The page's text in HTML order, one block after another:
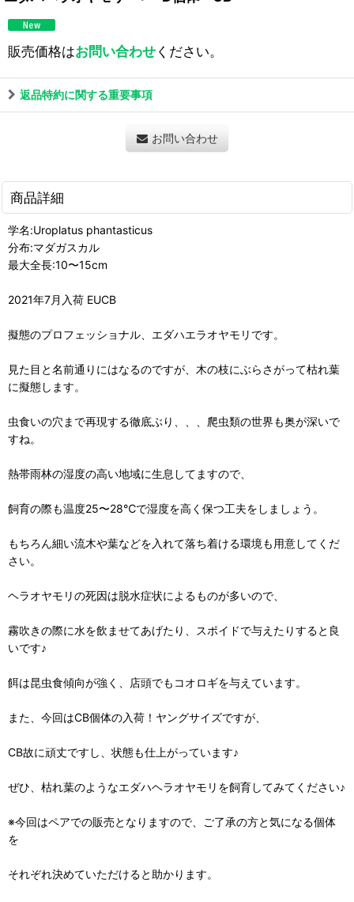
販売価格はお問い合わせください。
返品特約に関する重要事項
お問い合わせ
商品詳細
学名:Uroplatus phantasticus
分布:マダガスカル
最大全長:10〜15cm
2021年7月入荷 EUCB
擬態のプロフェッショナル、エダハエラオヤモリです。
見た目と名前通りにはなるのですが、木の枝にぶらさがって枯れ葉
に擬態します。
虫食いの穴まで再現する徹底ぶり、、、爬虫類の世界も奥が深いで
すね。
熱帯雨林の湿度の高い地域に生息してますので、
飼育の際も温度25〜28℃で湿度を高く保つ工夫をしましょう。
もちろん細い流木や葉などを入れて落ち着ける環境も用意してくだ
さい。
ヘラオヤモリの死因は脱水症状によるものが多いので、
霧吹きの際に水を飲ませてあげたり、スポイドで与えたりすると良
いです♪
餌は昆虫食傾向が強く、店頭でもコオロギを与えています。
また、今回はCB個体の入荷！ヤングサイズですが、
CB故に頑丈ですし、状態も仕上がっています♪
ぜひ、枯れ葉のようなエダハヘラオヤモリを飼育してみてください♪
※今回はペアでの販売となりますので、ご了承の方と気になる個体
を
それぞれ決めていただけると助かります。